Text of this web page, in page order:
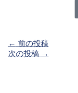
← 前の投稿
次の投稿 →